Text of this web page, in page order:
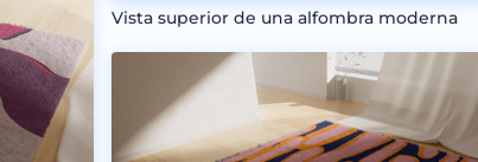
Vista superior de una alfombra moderna